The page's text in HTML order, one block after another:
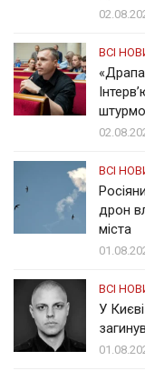
ВСІ
ВСІ
дрон
міста
ВСІ
У